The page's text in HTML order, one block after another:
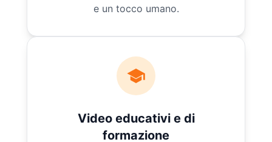
e un tocco umano.
Video educativi e di
formazione